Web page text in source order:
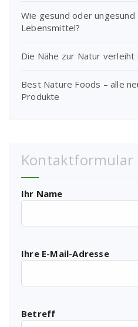
Wie gesund oder ungesund
Lebensmittel?
Die Nähe zur Natur verleiht
Best Nature Foods – alle
Produkte
Kontaktformular
Ihr Name
Ihre E-Mail-Adresse
Betreff